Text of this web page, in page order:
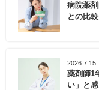
病院薬
との比
2026.7.15
薬剤師1
い」と